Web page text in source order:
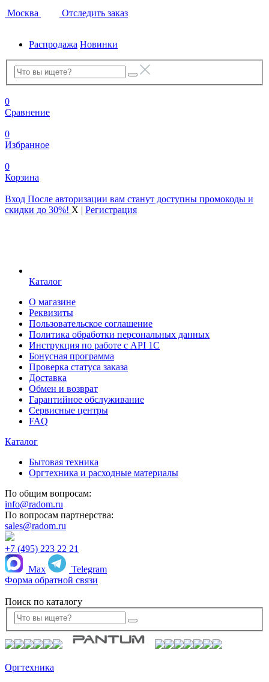
Москва Отследить заказ
Распродажа Новинки
0
Сравнение
0
Избранное
0
Корзина
Вход После авторизации вам станут доступны промокоды и
скидки до 30%! X | Регистрация
Каталог
О магазине
Реквизиты
Пользовательское соглашение
Политика обработки персональных данных
Инструкция по работе с API 1C
Бонусная программа
Проверка статуса заказа
Доставка
Обмен и возврат
Гарантийное обслуживание
Сервисные центры
FAQ
Каталог
Бытовая техника
Оргтехника и расходные материалы
По общим вопросам:
info@radom.ru
По вопросам партнерства:
sales@radom.ru
+7 (495) 223 22 21
Max
Telegram
Форма обратной связи
Поиск по каталогу
Оргтехника